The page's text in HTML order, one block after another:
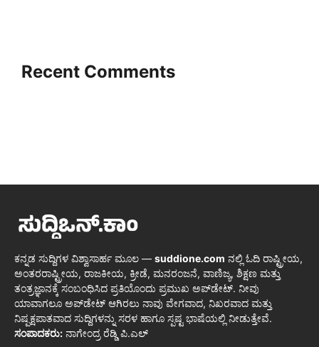
Recent Comments
ಕನ್ನಡ ಸುದ್ದಿಗಳ ವಿಶ್ವಾಸಾರ್ಹ ಮೂಲ — suddione.com ನಲ್ಲಿ ಓದಿ ರಾಷ್ಟ್ರೀಯ,
ಅಂತರರಾಷ್ಟ್ರೀಯ, ರಾಜಕೀಯ, ಕ್ರೀಡೆ, ಮನರಂಜನೆ, ವಾಣಿಜ್ಯ, ಶಿಕ್ಷಣ ಮತ್ತು
ತಂತ್ರಜ್ಞಾನಕ್ಕೆ ಸಂಬಂಧಿಸಿದ ಪ್ರತಿಯೊಂದು ಪ್ರಮುಖ ಅಪ್‌ಡೇಟ್. ನೀವು
ಯಾವಾಗಲೂ ಅಪ್‌ಡೇಟ್ ಆಗಿರಲು ನಾವು ವೇಗವಾದ, ನಿಖರವಾದ ಮತ್ತು
ನಿಷ್ಪಕ್ಷಪಾತವಾದ ಸುದ್ದಿಗಳನ್ನು ಸರಳ ಹಾಗೂ ಸ್ಪಷ್ಟ ಭಾಷೆಯಲ್ಲಿ ನೀಡುತ್ತೇವೆ.
ಸಂಪಾದಕರು: ನಾಗೇಂದ್ರ ರೆಡ್ಡಿ ಪಿ.ಎಲ್